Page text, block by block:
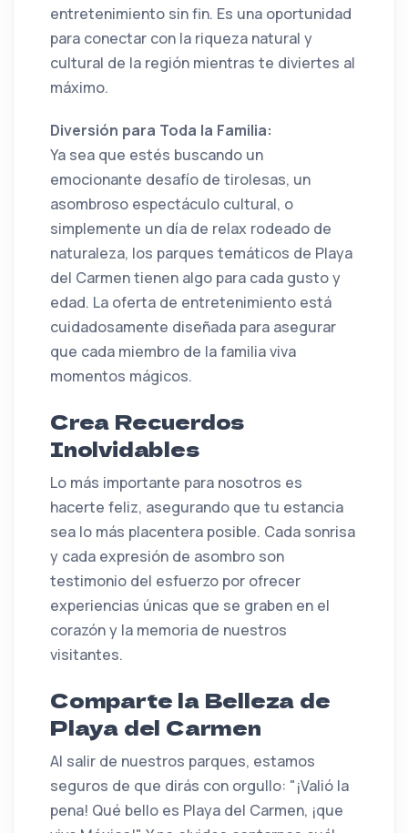
entretenimiento sin fin. Es una oportunidad
para conectar con la riqueza natural y
cultural de la región mientras te diviertes al
máximo.
Diversión para Toda la Familia:
Ya sea que estés buscando un
emocionante desafío de tirolesas, un
asombroso espectáculo cultural, o
simplemente un día de relax rodeado de
naturaleza, los parques temáticos de Playa
del Carmen tienen algo para cada gusto y
edad. La oferta de entretenimiento está
cuidadosamente diseñada para asegurar
que cada miembro de la familia viva
momentos mágicos.
Crea Recuerdos
Inolvidables
Lo más importante para nosotros es
hacerte feliz, asegurando que tu estancia
sea lo más placentera posible. Cada sonrisa
y cada expresión de asombro son
testimonio del esfuerzo por ofrecer
experiencias únicas que se graben en el
corazón y la memoria de nuestros
visitantes.
Comparte la Belleza de
Playa del Carmen
Al salir de nuestros parques, estamos
seguros de que dirás con orgullo: "¡Valió la
pena! Qué bello es Playa del Carmen, ¡que